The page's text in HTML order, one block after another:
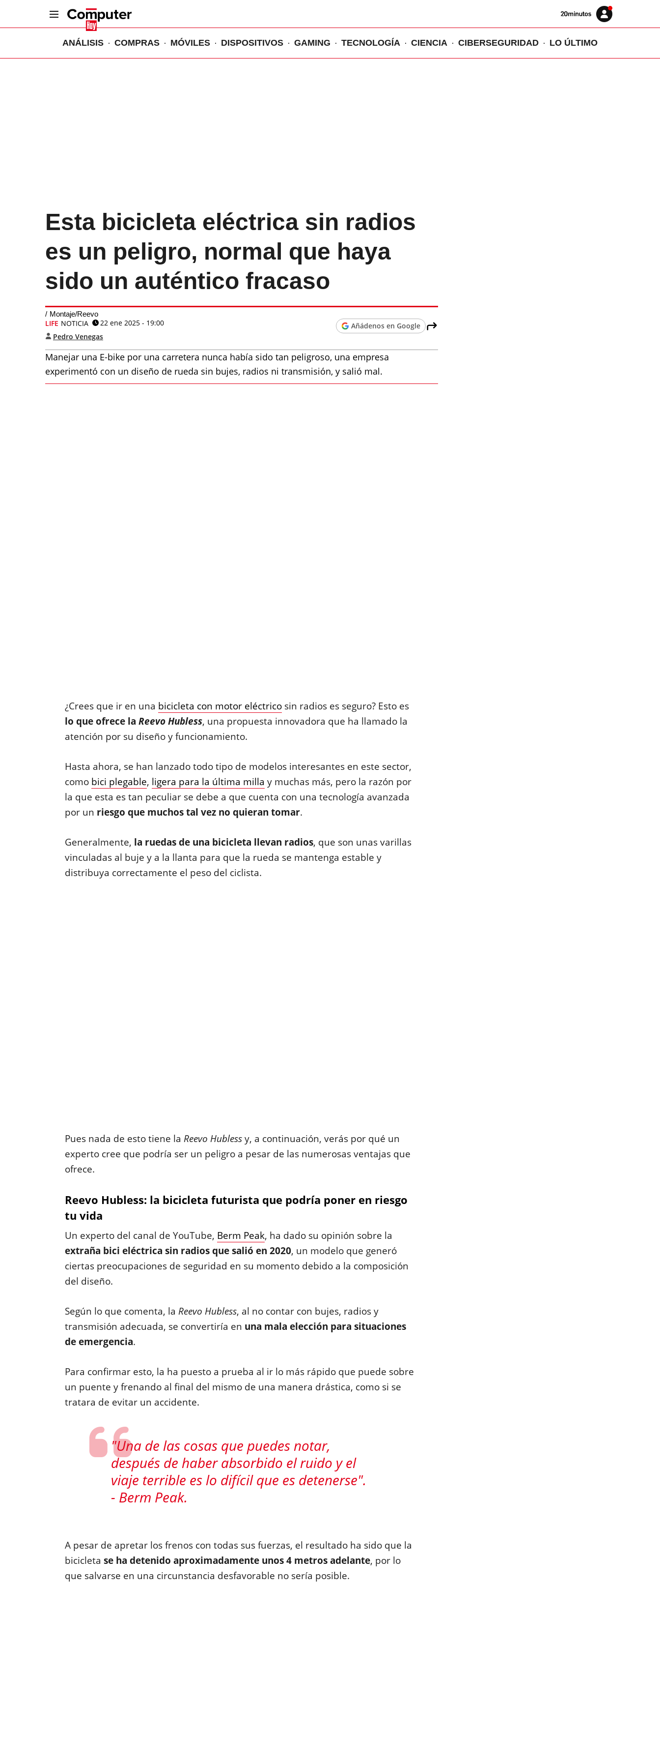
Volver
Iniciar
sesión
ANÁLISIS COMPRAS MÓVILES DISPOSITIVOS GAMING TECNOLOGÍA CIENCIA CIBERSEGURIDAD LO ÚLTIMO
Esta bicicleta eléctrica sin radios
es un peligro, normal que haya
sido un auténtico fracaso
Montaje/Reevo
LIFE NOTICIA
22 ene 2025 - 19:00
Pedro Venegas
Añádenos en Google
Manejar una E-bike por una carretera nunca había sido tan peligroso, una empresa
experimentó con un diseño de rueda sin bujes, radios ni transmisión, y salió mal.
¿Crees que ir en una bicicleta con motor eléctricosin radios es seguro? Esto es
lo que ofrece la Reevo Hubless, una propuesta innovadora que ha llamado la
atención por su diseño y funcionamiento.
Hasta ahora, se han lanzado todo tipo de modelos interesantes en este sector,
como bici plegable, ligera para la última milla y muchas más, pero la razón por
la que esta es tan peculiar se debe a que cuenta con una tecnología avanzada
por un riesgo que muchos tal vez no quieran tomar.
Generalmente, la ruedas de una bicicleta llevan radios, que son unas varillas
vinculadas al buje y a la llanta para que la rueda se mantenga estable y
distribuya correctamente el peso del ciclista.
Pues nada de esto tiene la Reevo Hublessy, a continuación, verás por qué un
experto cree que podría ser un peligro a pesar de las numerosas ventajas que
ofrece.
Reevo Hubless: la bicicleta futurista que podría poner en riesgo
tu vida
Un experto del canal de YouTube, Berm Peak, ha dado su opinión sobre la
extraña bici eléctrica sin radios que salió en 2020, un modelo que generó
ciertas preocupaciones de seguridad en su momento debido a la composición
del diseño.
Según lo que comenta, la Reevo Hubless, al no contar con bujes, radios y
transmisión adecuada, se convertiría en una mala elección para situaciones
de emergencia.
Para confirmar esto, la ha puesto a prueba al ir lo más rápido que puede sobre
un puente y frenando al final del mismo de una manera drástica, como si se
tratara de evitar un accidente.
"Una de las cosas que puedes notar,
después de haber absorbido el ruido y el
viaje terrible es lo difícil que es detenerse".
- Berm Peak.
A pesar de apretar los frenos con todas sus fuerzas, el resultado ha sido que la
bicicleta se ha detenido aproximadamente unos 4 metros adelante, por lo
que salvarse en una circunstancia desfavorable no sería posible.